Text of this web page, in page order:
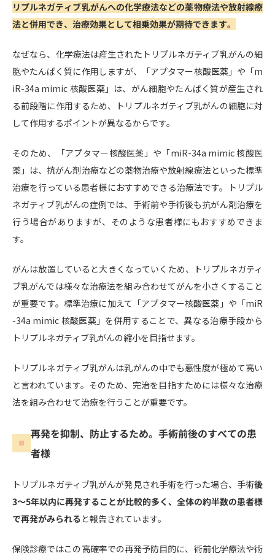
リプルネガティブ乳がんへの化学療法などの薬物療法や放射線療
法と併用でき、治療効果として相乗効果が期待できます。
なぜなら、化学療法は産生されたトリプルネガティブ乳がんの細
胞やたんぱく質に作用しますが、「アプタマー核酸医薬」や「m
iR-34a mimic 核酸医薬」は、がん細胞やたんぱく質が産生され
る前段階に作用するため、トリプルネガティブ乳がんの細胞に対
して作用するポイントが異なるからです。
そのため、「アプタマー核酸医薬」や「miR-34a mimic 核酸医
薬」は、抗がん剤治療などの薬物治療や放射線療法といった標準
治療を行っている患者様におすすめできる治療法です。トリプル
ネガティブ乳がんの症例では、手術前や手術後も抗がん剤治療を
行う場合がありますが、そのような患者様にもおすすめできま
す。
がんは放置していると大きくなっていくため、トリプルネガティ
ブ乳がんでは様々な治療法を組み合わせてがんを小さくすること
が重要です。標準治療に加えて「アプタマー核酸医薬」や「miR
-34a mimic 核酸医薬」を併用することで、異なる治療手段から
トリプルネガティブ乳がんの縮小を目指せます。
トリプルネガティブ乳がんは乳がんの中でも悪性度が極めて高い
と言われています。そのため、完治を目指すためには様々な治療
法を組み合わせて治療を行うことが重要です。
再発を抑制、防止するため。手術前後のすべての患
者様
トリプルネガティブ乳がんが発見され手術を行った場合、手術後
3〜5年以内に再発することが比較的多く、全体の約半数の患者様
で再発がみられると報告されています。
保険診療ではこの高確率での再発予防目的に、術前化学療法や術